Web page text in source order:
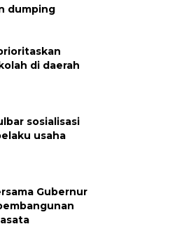
dumping
di daerah
sosialisasi
usaha
Gubernur